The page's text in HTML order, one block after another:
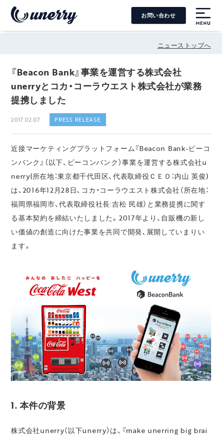
お問い合わせ
ニューストップへ
『Beacon Bank』事業を運営する株式会社
unerryとコカ・コーラウエスト株式会社が業務
提携しました
2017.02.07 PRESS RELEASE
近接マーケティングプラットフォーム『Beacon Bank-ビーコ
ンバンク』（以下、ビーコンバンク）事業を運営する株式会社u
nerry(所在地：東京都千代田区、代表取締役ＣＥＯ：内山 英俊)
は、2016年12月28日、コカ・コーラウエスト株式会社（所在地：
福岡県福岡市、代表取締役社長:吉松 民雄）と業務提携に関す
る基本契約を締結いたしました。2017年より、自販機の新し
い価値の創造に向けた事業を共同で開発、展開していまりい
ます。
1. 本件の背景
株式会社unerry（以下unerry）は、『make unerring big brai